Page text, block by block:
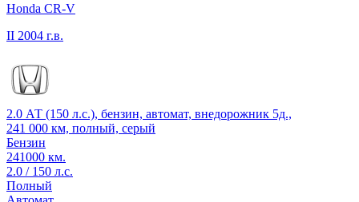
Honda CR-V
II 2004 г.в.
2.0 АТ (150 л.с.), бензин, автомат, внедорожник 5д.,
241 000 км, полный, серый
Бензин
241000 км.
2.0 / 150 л.с.
Полный